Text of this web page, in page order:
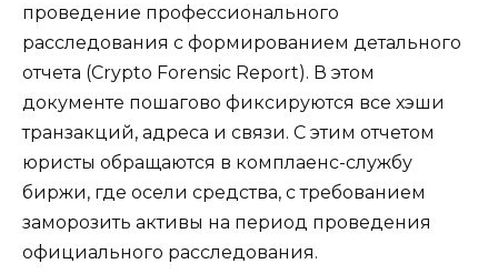
проведение профессионального
расследования с формированием детального
отчета (Crypto Forensic Report). В этом
документе пошагово фиксируются все хэши
транзакций, адреса и связи. С этим отчетом
юристы обращаются в комплаенс-службу
биржи, где осели средства, с требованием
заморозить активы на период проведения
официального расследования.